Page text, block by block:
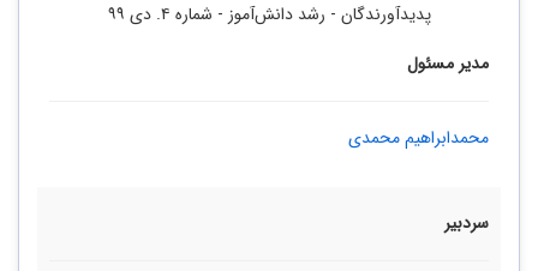
پدیدآورندگان - رشد دانش‌آموز - شماره ۴. دی ۹۹
مدیر مسئول
محمدابراهیم محمدی
سردبیر